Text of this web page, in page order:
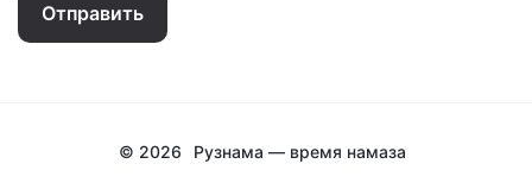
Отправить
© 2026 Рузнама — время намаза